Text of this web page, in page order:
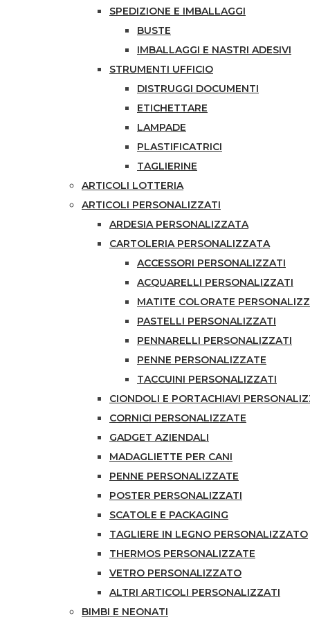
SPEDIZIONE E IMBALLAGGI
BUSTE
IMBALLAGGI E NASTRI ADESIVI
STRUMENTI UFFICIO
DISTRUGGI DOCUMENTI
ETICHETTARE
LAMPADE
PLASTIFICATRICI
TAGLIERINE
ARTICOLI LOTTERIA
ARTICOLI PERSONALIZZATI
ARDESIA PERSONALIZZATA
CARTOLERIA PERSONALIZZATA
ACCESSORI PERSONALIZZATI
ACQUARELLI PERSONALIZZATI
MATITE COLORATE
PASTELLI PERSONALIZZATI
PENNARELLI PERSONALIZZATI
PENNE PERSONALIZZATE
TACCUINI PERSONALIZZATI
CIONDOLI E PORTACHIAVI
CORNICI PERSONALIZZATE
GADGET AZIENDALI
MADAGLIETTE PER CANI
PENNE PERSONALIZZATE
POSTER PERSONALIZZATI
SCATOLE E PACKAGING
TAGLIERE IN LEGNO PERSONALIZZATO
THERMOS PERSONALIZZATE
VETRO PERSONALIZZATO
ALTRI ARTICOLI PERSONALIZZATI
BIMBI E NEONATI